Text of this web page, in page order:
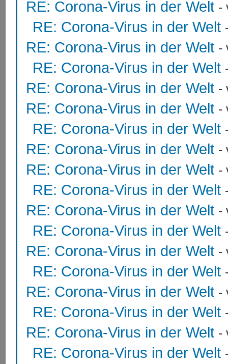
RE: Corona-Virus in der Welt -
RE: Corona-Virus in der Welt
RE: Corona-Virus in der Welt -
RE: Corona-Virus in der Welt
RE: Corona-Virus in der Welt -
RE: Corona-Virus in der Welt -
RE: Corona-Virus in der Welt
RE: Corona-Virus in der Welt -
RE: Corona-Virus in der Welt -
RE: Corona-Virus in der Welt
RE: Corona-Virus in der Welt -
RE: Corona-Virus in der Welt
RE: Corona-Virus in der Welt -
RE: Corona-Virus in der Welt
RE: Corona-Virus in der Welt -
RE: Corona-Virus in der Welt
RE: Corona-Virus in der Welt -
RE: Corona-Virus in der Welt